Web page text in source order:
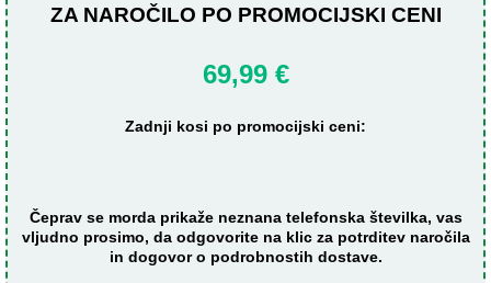
ZA NAROČILO PO PROMOCIJSKI CENI
69,99 €
Zadnji kosi po promocijski ceni:
Čeprav se morda prikaže neznana telefonska številka, vas
vljudno prosimo, da odgovorite na klic za potrditev naročila
in dogovor o podrobnostih dostave.